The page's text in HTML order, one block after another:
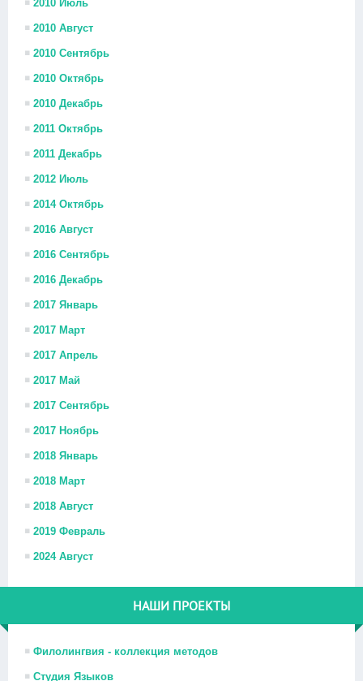
2010 Июль
2010 Август
2010 Сентябрь
2010 Октябрь
2010 Декабрь
2011 Октябрь
2011 Декабрь
2012 Июль
2014 Октябрь
2016 Август
2016 Сентябрь
2016 Декабрь
2017 Январь
2017 Март
2017 Апрель
2017 Май
2017 Сентябрь
2017 Ноябрь
2018 Январь
2018 Март
2018 Август
2019 Февраль
2024 Август
НАШИ ПРОЕКТЫ
Филолингвия - коллекция методов
Студия Языков